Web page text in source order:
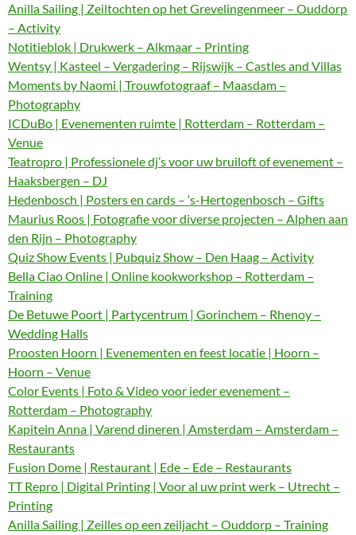
Anilla Sailing | Zeiltochten op het Grevelingenmeer – Ouddorp
– Activity
Notitieblok | Drukwerk – Alkmaar – Printing
Wentsy | Kasteel – Vergadering – Rijswijk – Castles and Villas
Moments by Naomi | Trouwfotograaf – Maasdam –
Photography
ICDuBo | Evenementen ruimte | Rotterdam – Rotterdam –
Venue
Teatropro | Professionele dj’s voor uw bruiloft of evenement –
Haaksbergen – DJ
Hedenbosch | Posters en cards – ‘s-Hertogenbosch – Gifts
Maurius Roos | Fotografie voor diverse projecten – Alphen aan
den Rijn – Photography
Quiz Show Events | Pubquiz Show – Den Haag – Activity
Bella Ciao Online | Online kookworkshop – Rotterdam –
Training
De Betuwe Poort | Partycentrum | Gorinchem – Rhenoy –
Wedding Halls
Proosten Hoorn | Evenementen en feest locatie | Hoorn –
Hoorn – Venue
Color Events | Foto & Video voor ieder evenement –
Rotterdam – Photography
Kapitein Anna | Varend dineren | Amsterdam – Amsterdam –
Restaurants
Fusion Dome | Restaurant | Ede – Ede – Restaurants
TT Repro | Digital Printing | Voor al uw print werk – Utrecht –
Printing
Anilla Sailing | Zeilles op een zeiljacht – Ouddorp – Training